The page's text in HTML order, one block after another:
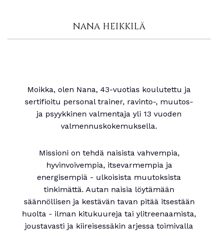
NANA HEIKKILÄ
Moikka, olen Nana, 43-vuotias koulutettu ja
sertifioitu personal trainer, ravinto-, muutos-
ja psyykkinen valmentaja yli 13 vuoden
valmennuskokemuksella.
Missioni on tehdä naisista vahvempia,
hyvinvoivempia, itsevarmempia ja
energisempiä - ulkoisista muutoksista
tinkimättä. Autan naisia löytämään
säännöllisen ja kestävän tavan pitää itsestään
huolta - ilman kitukuureja tai ylitreenaamista,
joustavasti ja kiireisessäkin arjessa toimivalla